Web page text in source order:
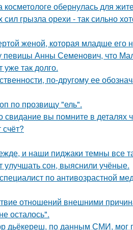
косметологе обернулась для
грызла орехи - так сильно
женой, которая младше его
Анны Семенович, что
так долго.
по-другому ее
по прозвищу "ель".
свидание вы помните в деталях
и наши пиджаки темны все
сон, выяснили учёные.
по антивозрастной
отношений внешними
осталось".
дьёкереш, по данным СМИ, мог